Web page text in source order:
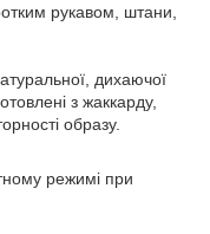
рукавом, штани,
дихаючої
з жаккарду,
образу.
режимі при